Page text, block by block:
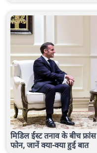
मिडिल ईस्ट तनाव के बीच फ्रांस
फोन, जानें क्या-क्या हुई बात